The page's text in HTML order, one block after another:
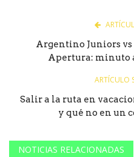
Argentino Juniors vs
Apertura: minuto
ARTÍCULO
Salir a la ruta en
y qué no en un
NOTICIAS RELACIONADAS